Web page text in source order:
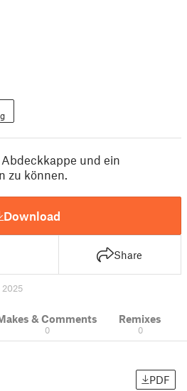
und ein
zu können.
Download
Share
2025
& Comments
0
Remixes
0
PDF